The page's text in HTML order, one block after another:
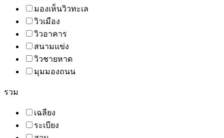
มองเห็นวิวทะเล
วิวเมือง
วิวอาคาร
สนามแข่ง
วิวชายหาด
มุมมองถนน
รวม
เฉลียง
ระเบียง